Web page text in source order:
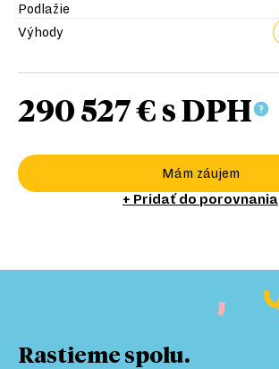
Podlažie
Výhody
290 527 €s DPH
Mám záujem
+ Pridať do porovnania
Rastieme spolu.